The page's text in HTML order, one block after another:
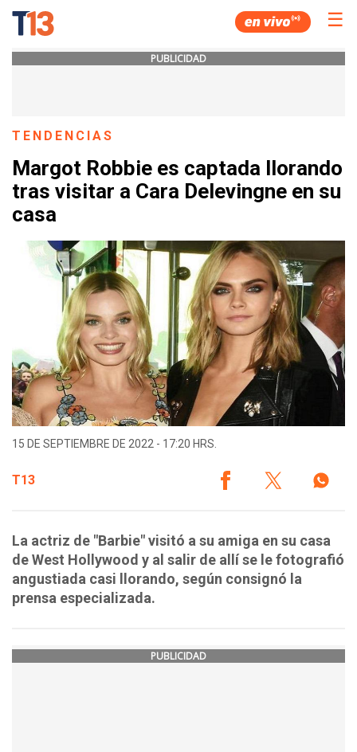
☰
PUBLICIDAD
TENDENCIAS
Margot Robbie es captada llorando
tras visitar a Cara Delevingne en su
casa
15 DE SEPTIEMBRE DE 2022 - 17:20 HRS.
T13
La actriz de "Barbie" visitó a su amiga en su casa
de West Hollywood y al salir de allí se le fotografió
angustiada casi llorando, según consignó la
prensa especializada.
PUBLICIDAD